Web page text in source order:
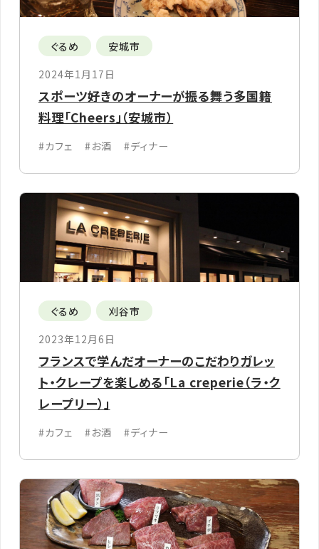
ぐるめ
安城市
2024年1月17日
スポーツ好きのオーナーが振る舞う多国籍
料理「Cheers」（安城市）
#カフェ #お酒 #ディナー
ぐるめ
刈谷市
2023年12月6日
フランスで学んだオーナーのこだわりガレッ
ト・クレープを楽しめる「La creperie（ラ・ク
レープリー）」
#カフェ #お酒 #ディナー